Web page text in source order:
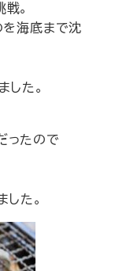
。
を海底まで沈
した。
ったので
た。